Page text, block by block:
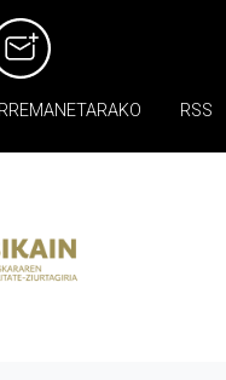
RSS